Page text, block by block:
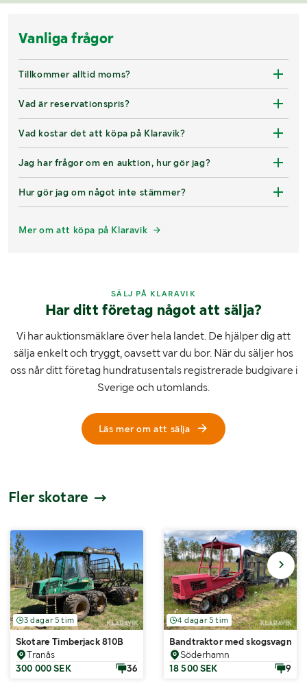
Vanliga frågor
Tillkommer alltid moms?
Vad är reservationspris?
Vad kostar det att köpa på Klaravik?
Jag har frågor om en auktion, hur gör jag?
Hur gör jag om något inte stämmer?
Mer om att köpa på Klaravik
SÄLJ PÅ KLARAVIK
Har ditt företag något att sälja?
Vi har auktionsmäklare över hela landet. De hjälper dig att
sälja enkelt och tryggt, oavsett var du bor. När du säljer hos
oss når ditt företag hundratusentals registrerade budgivare i
Sverige och utomlands.
Läs mer om att sälja
Fler skotare
3 dagar 5 tim
Skotare Timberjack 810B
Tranås
300 000 SEK
36
4 dagar 5 tim
Bandtraktor med skogsvagn
Söderhamn
18 500 SEK
9